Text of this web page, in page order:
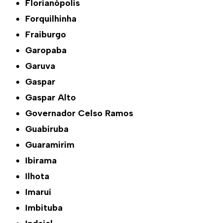
Florianópolis
Forquilhinha
Fraiburgo
Garopaba
Garuva
Gaspar
Gaspar Alto
Governador Celso Ramos
Guabiruba
Guaramirim
Ibirama
Ilhota
Imaruí
Imbituba